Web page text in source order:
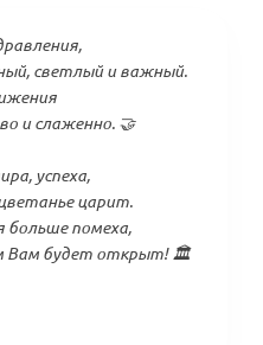
светлый и важный.
и слаженно. 🤝
успеха,
царит.
больше помеха,
Вам будет открыт! 🏛️